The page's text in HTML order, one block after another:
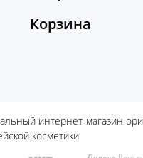
Корзина
интернет-магазин
косметики